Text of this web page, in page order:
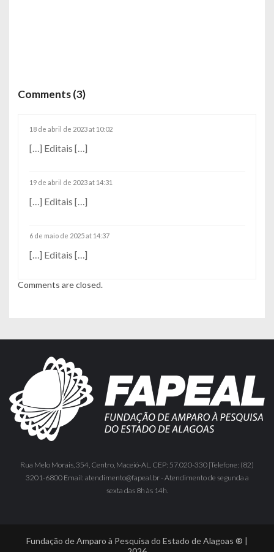
Comments (3)
18 de abril de 2023 at 10:02
[…] Editais […]
19 de abril de 2023 at 14:31
[…] Editais […]
6 de maio de 2025 at 14:37
[…] Editais […]
Comments are closed.
Rua Melo Morais, 354, Centro, Maceió-AL. CEP: 57.020-330 |Telefone: (82)
3201-6800 Email: atendimento@fapeal.br - Atendimento de segunda a
sexta das 8h às 14h.
Fundação de Amparo à Pesquisa do Estado de Alagoas ® |